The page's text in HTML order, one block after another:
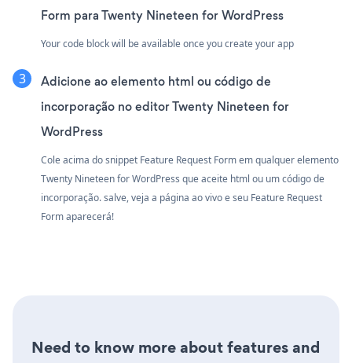
Form para Twenty Nineteen for WordPress
Your code block will be available once you create your app
Adicione ao elemento html ou código de
incorporação no editor Twenty Nineteen for
WordPress
Cole acima do snippet Feature Request Form em qualquer elemento
Twenty Nineteen for WordPress que aceite html ou um código de
incorporação. salve, veja a página ao vivo e seu Feature Request
Form aparecerá!
Need to know more about features and